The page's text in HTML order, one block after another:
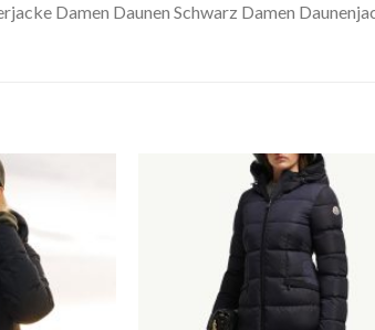
Damen Daunen Schwarz Damen